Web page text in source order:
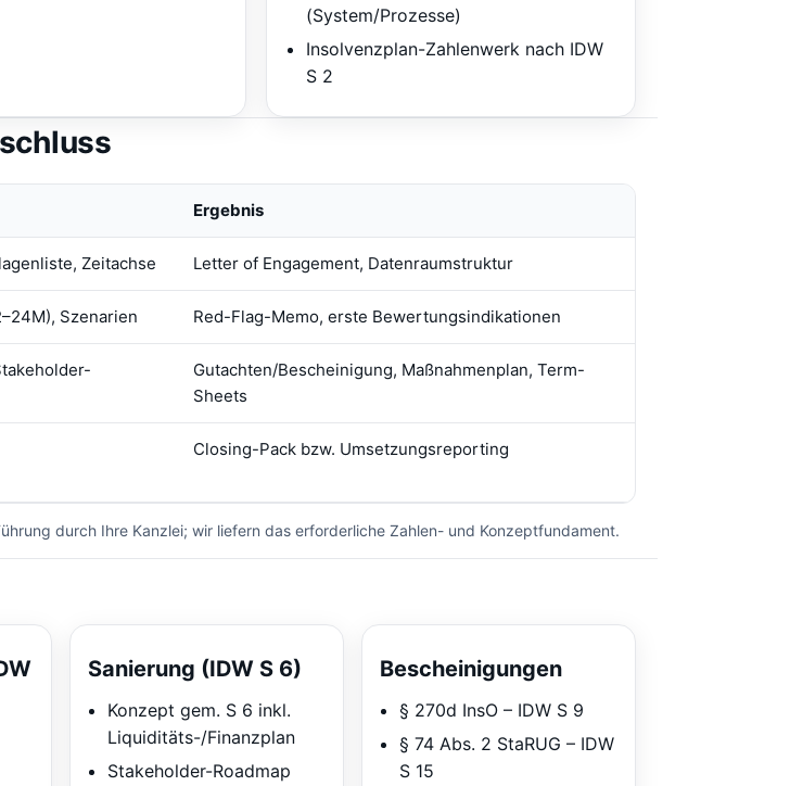
(System/Prozesse)
Insolvenzplan-Zahlenwerk nach IDW
S 2
Ergebnis
Zeitachse Letter of Engagement, Datenraumstruktur
Szenarien Red-Flag-Memo, erste Bewertungsindikationen
Gutachten/Bescheinigung, Maßnahmenplan, Term-
Sheets
Closing-Pack bzw. Umsetzungsreporting
durch Ihre Kanzlei; wir liefern das erforderliche Zahlen- und Konzeptfundament.
Sanierung (IDW S 6)
Konzept gem. S 6 inkl.
Liquiditäts-/Finanzplan
Stakeholder-Roadmap
Bescheinigungen
§ 270d InsO – IDW S 9
§ 74 Abs. 2 StaRUG – IDW
S 15